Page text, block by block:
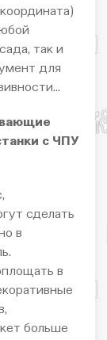
так и
для
с ЧПУ
сделать
в
в
больше